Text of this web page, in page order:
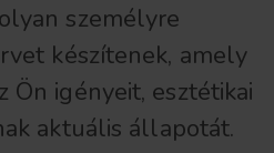
személyre
készítenek, amely
Ön igényeit, esztétikai
aktuális állapotát.